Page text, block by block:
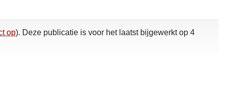
op). Deze publicatie is voor het laatst bijgewerkt op 4